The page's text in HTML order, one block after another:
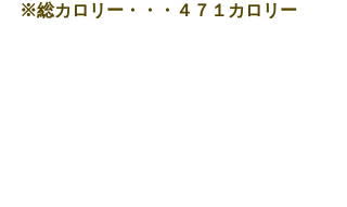
※総カロリー・・・４７１カロリー